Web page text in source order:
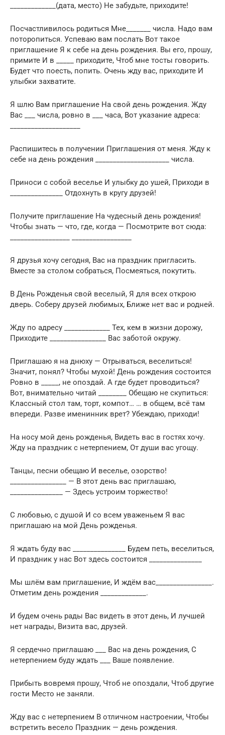
_____________(дата, место) Не забудьте, приходите!
Посчастливилось родиться Мне_______ числа. Надо вам
поторопиться. Успеваю вам послать Вот такое
приглашение Я к себе на день рождения. Вы его, прошу,
примите И в _____ приходите, Чтоб мне тосты говорить.
Будет что поесть, попить. Очень жду вас, приходите И
улыбки захватите.
Я шлю Вам приглашение На свой день рождения. Жду
Вас ___ числа, ровно в ___ часа, Вот указание адреса:
Распишитесь в получении Приглашения от меня. Жду к
себе на день рождения _____________________ числа.
Приноси с собой веселье И улыбку до ушей, Приходи в
_______________ Отдохнуть в кругу друзей!
Получите приглашение На чудесный день рождения!
Чтобы знать — что, где, когда — Посмотрите вот сюда:
Я друзья хочу сегодня, Вас на праздник пригласить.
Вместе за столом собраться, Посмеяться, покутить.
В День Рожденья свой веселый, Я для всех открою
дверь. Соберу друзей любимых, Ближе нет вас и родней.
Жду по адресу _____________ Тех, кем в жизни дорожу,
Приходите ________________ Вас заботой окружу.
Приглашаю я на днюху — Отрываться, веселиться!
Значит, понял? Чтобы мухой! День рождения состоится
Ровно в _____, не опоздай. А где будет проводиться?
Вот, внимательно читай ________ Обещаю не скупиться:
Классный стол там, торт, компот… … в общем, всё там
впереди. Разве именинник врет? Убеждаю, приходи!
На носу мой день рожденья, Видеть вас в гостях хочу.
Жду на праздник с нетерпением, От души вас угощу.
Танцы, песни обещаю И веселье, озорство!
________________ — В этот день вас приглашаю,
_______________ — Здесь устроим торжество!
С любовью, с душой И со всем уваженьем Я вас
приглашаю на мой День рожденья.
Я ждать буду вас _______________ Будем петь, веселиться,
И праздник у нас Вот здесь состоится _______________
Мы шлём вам приглашение, И ждём вас________________.
Отметим день рождения _____________.
И будем очень рады Вас видеть в этот день, И лучшей
нет награды, Визита вас, друзей.
Я сердечно приглашаю ___ Вас на день рождения, С
нетерпением буду ждать ___ Ваше появление.
Прибыть вовремя прошу, Чтоб не опоздали, Чтоб другие
гости Место не заняли.
Жду вас с нетерпением В отличном настроении, Чтобы
встретить весело Праздник — день рождения.